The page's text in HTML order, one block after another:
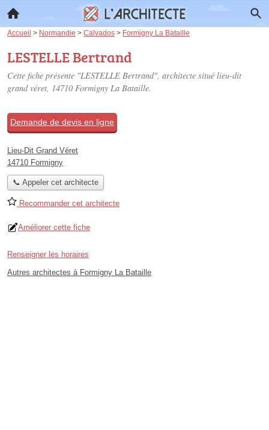
Accueil > Normandie > Calvados > Formigny La Bataille
LESTELLE Bertrand
Cette fiche présente "LESTELLE Bertrand", architecte situé lieu-dit
grand véret, 14710 Formigny La Bataille.
Demande de devis en ligne
Lieu-Dit Grand Véret
14710 Formigny
📞 Appeler cet architecte
Recommander cet architecte
Améliorer cette fiche
Renseigner les horaires
Autres architectes à Formigny La Bataille